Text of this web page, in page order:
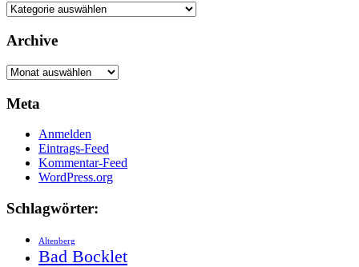
Kategorien
Archive
Archive
Meta
Anmelden
Eintrags-Feed
Kommentar-Feed
WordPress.org
Schlagwörter:
Altenberg
Bad Bocklet